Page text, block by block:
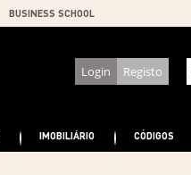
BUSINESS SCHOOL
Login Registo
IMOBILIÁRIO CÓDIGOS